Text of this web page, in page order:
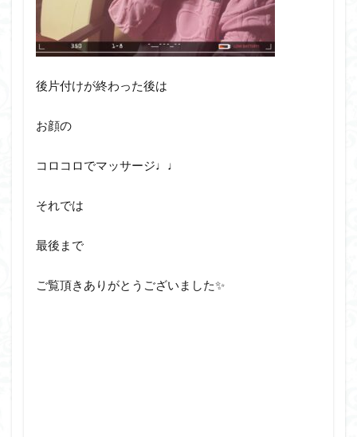
後片付けが終わった後は
お顔の
コロコロでマッサージ♩♩
それでは
最後まで
ご覧頂きありがとうございました✨